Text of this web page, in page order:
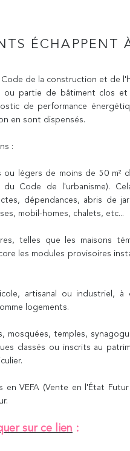
ÉCHAPPENT
Code de la construction et de
ou partie de bâtiment clos et
de performance
en sont dispensés.
:
ou légers de moins de 50 m²
du Code de l'urbanisme).
dépendances, abris de
mobil-homes, chalets, etc...
telles que les maisons
les modules provisoires
artisanal ou industriel, à
logements.
mosquées, temples,
classés ou inscrits au
en VEFA (Vente en l'État
sur ce lien :